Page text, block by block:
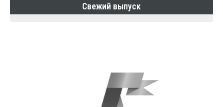
Свежий выпуск